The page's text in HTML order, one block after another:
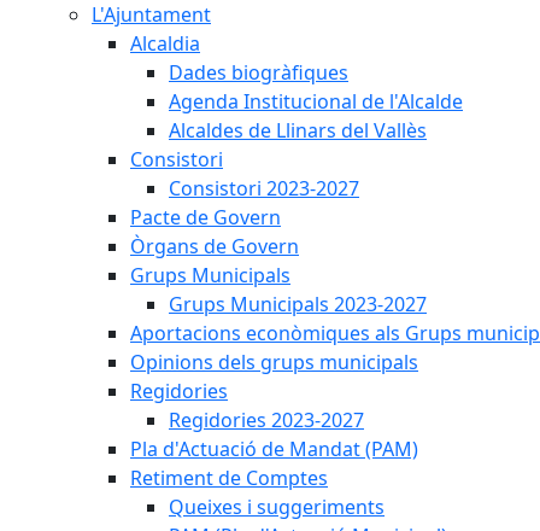
L'Ajuntament
Alcaldia
Dades biogràfiques
Agenda Institucional de l'Alcalde
Alcaldes de Llinars del Vallès
Consistori
Consistori 2023-2027
Pacte de Govern
Òrgans de Govern
Grups Municipals
Grups Municipals 2023-2027
Aportacions econòmiques als Grups
Opinions dels grups municipals
Regidories
Regidories 2023-2027
Pla d'Actuació de Mandat (PAM)
Retiment de Comptes
Queixes i suggeriments